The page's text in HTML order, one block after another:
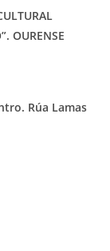
OURENSE
Rúa Lamas